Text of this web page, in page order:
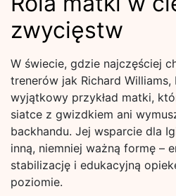
zwycięstw
W świecie, gdzie najczęściej
trenerów jak Richard
wyjątkowy przykład matki,
siatce z gwizdkiem ani
backhandu. Jej wsparcie dla
inną, niemniej ważną formę –
stabilizację i edukacyjną
poziomie.